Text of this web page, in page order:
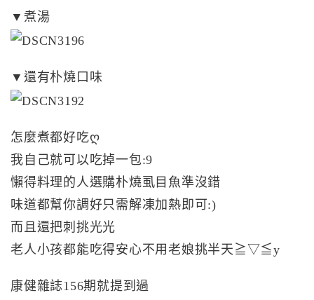
▼煮湯
▼還有朴燒口味
怎麼煮都好吃ღ
我自己就可以吃掉一包:9
懶得料理的人選購朴燒虱目魚準沒錯
味道都幫你調好只需解凍加熱即可:)
而且還把刺挑光光
老人小孩都能吃得安心不用老娘挑半天≧▽≦y
康健雜誌156期就提到過